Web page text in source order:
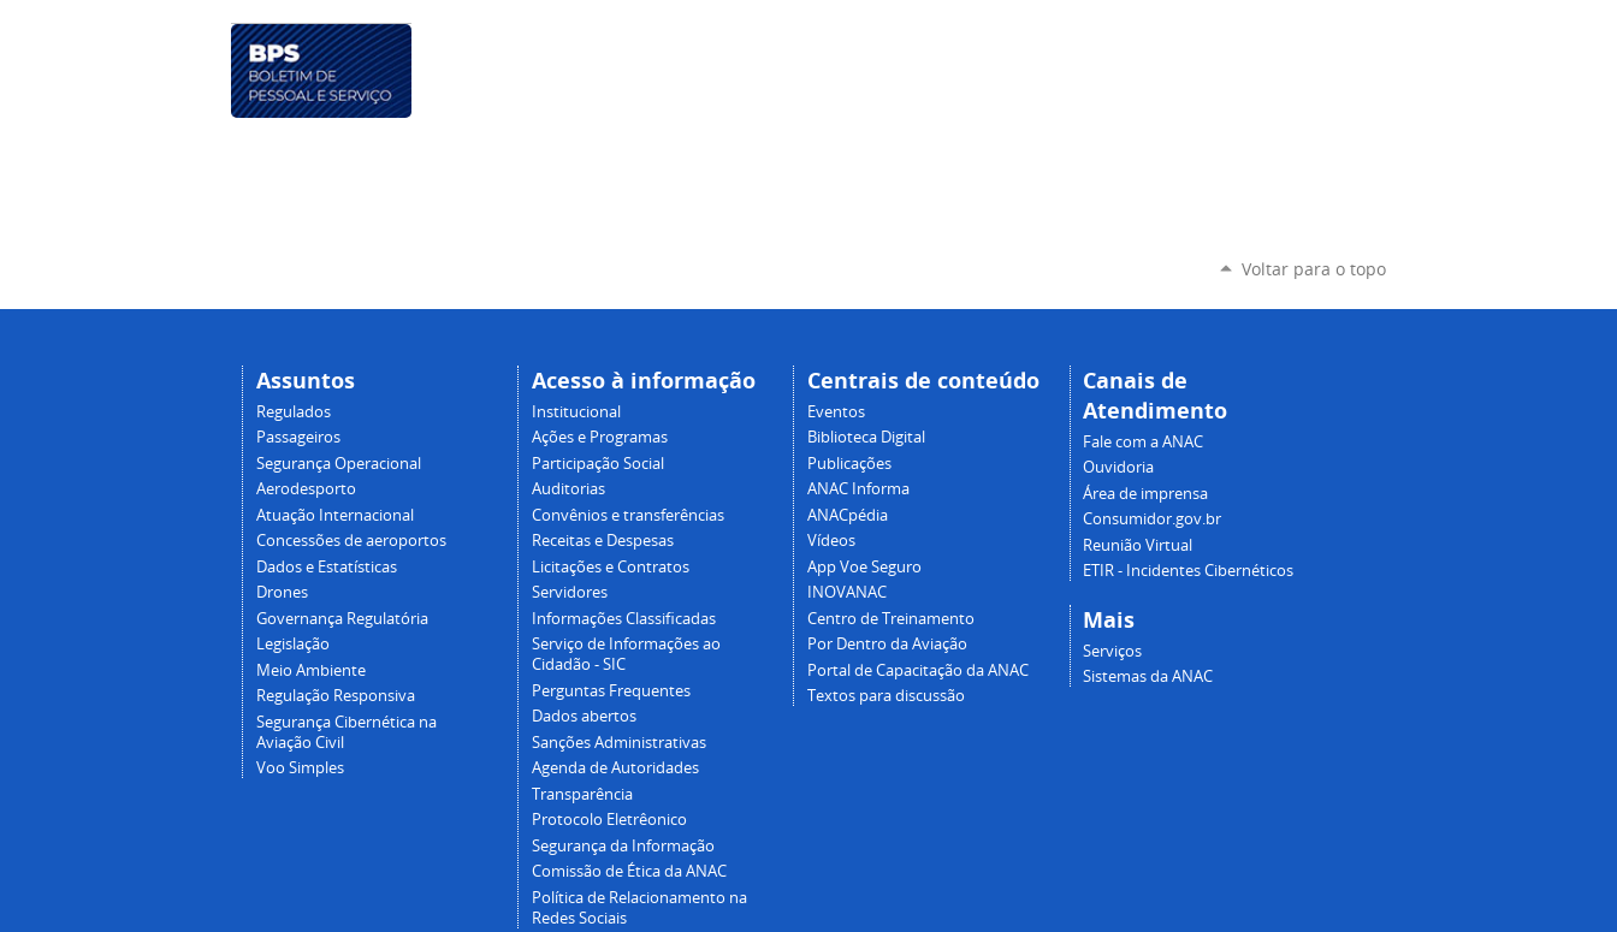
Voltar para o topo
Assuntos
Regulados
Passageiros
Segurança Operacional
Aerodesporto
Atuação Internacional
Concessões de aeroportos
Dados e Estatísticas
Drones
Governança Regulatória
Legislação
Meio Ambiente
Regulação Responsiva
Segurança Cibernética na
Aviação Civil
Voo Simples
Acesso à informação
Institucional
Ações e Programas
Participação Social
Auditorias
Convênios e transferências
Receitas e Despesas
Licitações e Contratos
Servidores
Informações Classificadas
Serviço de Informações ao
Cidadão - SIC
Perguntas Frequentes
Dados abertos
Sanções Administrativas
Agenda de Autoridades
Transparência
Protocolo Eletrêonico
Segurança da Informação
Comissão de Ética da ANAC
Política de Relacionamento na
Redes Sociais
Centrais de conteúdo
Eventos
Biblioteca Digital
Publicações
ANAC Informa
ANACpédia
Vídeos
App Voe Seguro
INOVANAC
Centro de Treinamento
Por Dentro da Aviação
Portal de Capacitação da ANAC
Textos para discussão
Canais de
Atendimento
Fale com a ANAC
Ouvidoria
Área de imprensa
Consumidor.gov.br
Reunião Virtual
ETIR - Incidentes Cibernéticos
Mais
Serviços
Sistemas da ANAC